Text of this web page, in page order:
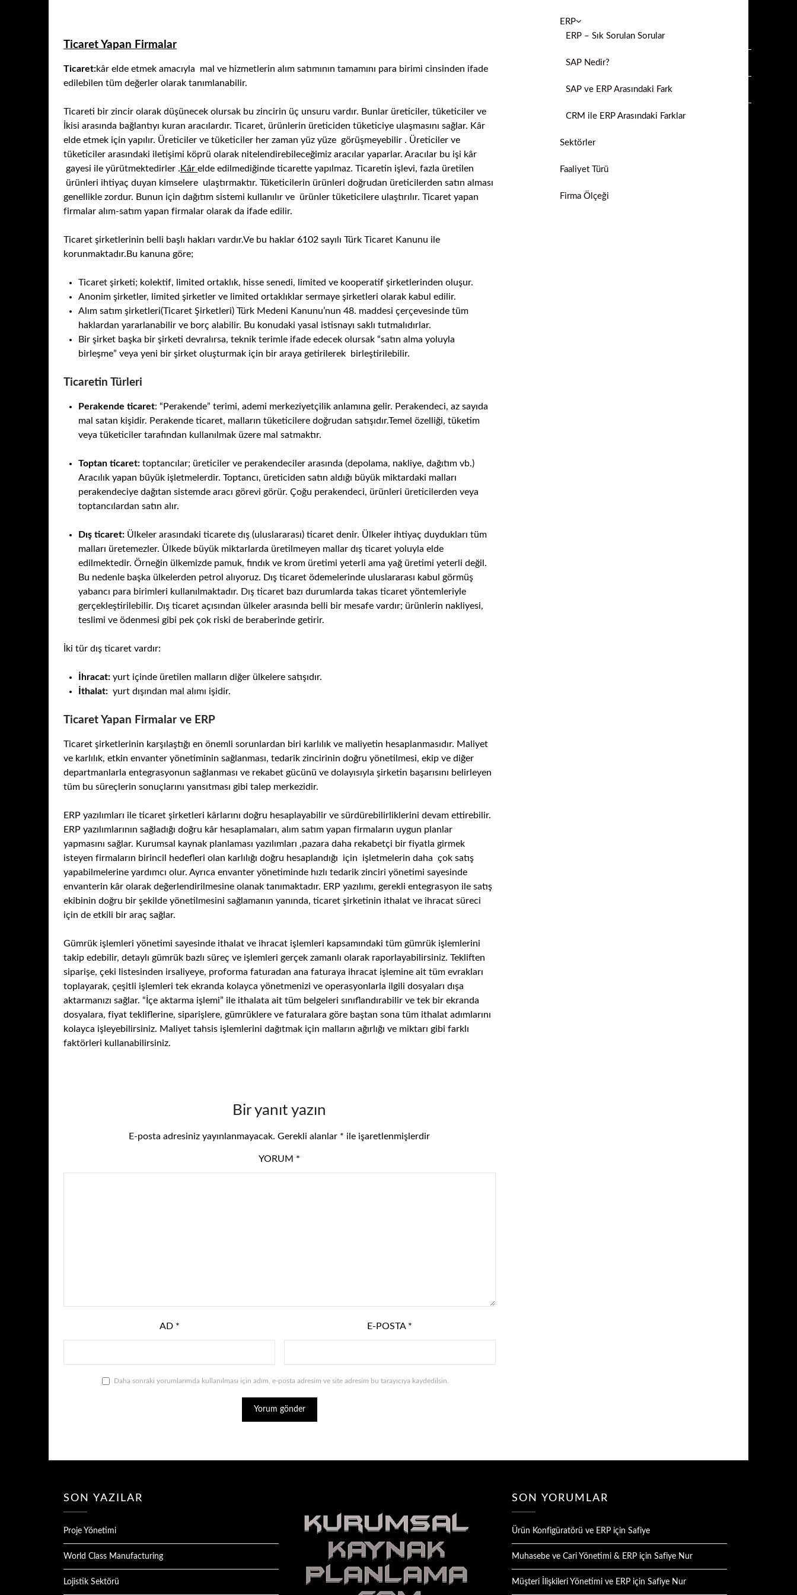
Ticaret Yapan Firmalar
Ticaret:kâr elde etmek amacıyla mal ve hizmetlerin alım satımının tamamını para birimi cinsinden ifade
edilebilen tüm değerler olarak tanımlanabilir.
Ticareti bir zincir olarak düşünecek olursak bu zincirin üç unsuru vardır. Bunlar üreticiler, tüketiciler ve
İkisi arasında bağlantıyı kuran aracılardır. Ticaret, ürünlerin üreticiden tüketiciye ulaşmasını sağlar. Kâr
elde etmek için yapılır. Üreticiler ve tüketiciler her zaman yüz yüze görüşmeyebilir . Üreticiler ve
tüketiciler arasındaki iletişimi köprü olarak nitelendirebileceğimiz aracılar yaparlar. Aracılar bu işi kâr
gayesi ile yürütmektedirler . Kâr elde edilmediğinde ticarette yapılmaz. Ticaretin işlevi, fazla üretilen
ürünleri ihtiyaç duyan kimselere ulaştırmaktır. Tüketicilerin ürünleri doğrudan üreticilerden satın alması
genellikle zordur. Bunun için dağıtım sistemi kullanılır ve ürünler tüketicilere ulaştırılır. Ticaret yapan
firmalar alım-satım yapan firmalar olarak da ifade edilir.
Ticaret şirketlerinin belli başlı hakları vardır.Ve bu haklar 6102 sayılı Türk Ticaret Kanunu ile
korunmaktadır.Bu kanuna göre;
Ticaret şirketi; kolektif, limited ortaklık, hisse senedi, limited ve kooperatif şirketlerinden oluşur.
Anonim şirketler, limited şirketler ve limited ortaklıklar sermaye şirketleri olarak kabul edilir.
Alım satım şirketleri(Ticaret Şirketleri) Türk Medeni Kanunu’nun 48. maddesi çerçevesinde tüm
haklardan yararlanabilir ve borç alabilir. Bu konudaki yasal istisnayı saklı tutmalıdırlar.
Bir şirket başka bir şirketi devralırsa, teknik terimle ifade edecek olursak “satın alma yoluyla
birleşme” veya yeni bir şirket oluşturmak için bir araya getirilerek birleştirilebilir.
Ticaretin Türleri
Perakende ticaret: “Perakende” terimi, ademi merkeziyetçilik anlamına gelir. Perakendeci, az sayıda
mal satan kişidir. Perakende ticaret, malların tüketicilere doğrudan satışıdır.Temel özelliği, tüketim
veya tüketiciler tarafından kullanılmak üzere mal satmaktır.
Toptan ticaret: toptancılar; üreticiler ve perakendeciler arasında (depolama, nakliye, dağıtım vb.)
Aracılık yapan büyük işletmelerdir. Toptancı, üreticiden satın aldığı büyük miktardaki malları
perakendeciye dağıtan sistemde aracı görevi görür. Çoğu perakendeci, ürünleri üreticilerden veya
toptancılardan satın alır.
Dış ticaret: Ülkeler arasındaki ticarete dış (uluslararası) ticaret denir. Ülkeler ihtiyaç duydukları tüm
malları üretemezler. Ülkede büyük miktarlarda üretilmeyen mallar dış ticaret yoluyla elde
edilmektedir. Örneğin ülkemizde pamuk, fındık ve krom üretimi yeterli ama yağ üretimi yeterli değil.
Bu nedenle başka ülkelerden petrol alıyoruz. Dış ticaret ödemelerinde uluslararası kabul görmüş
yabancı para birimleri kullanılmaktadır. Dış ticaret bazı durumlarda takas ticaret yöntemleriyle
gerçekleştirilebilir. Dış ticaret açısından ülkeler arasında belli bir mesafe vardır; ürünlerin nakliyesi,
teslimi ve ödenmesi gibi pek çok riski de beraberinde getirir.
İki tür dış ticaret vardır:
İhracat: yurt içinde üretilen malların diğer ülkelere satışıdır.
İthalat: yurt dışından mal alımı işidir.
Ticaret Yapan Firmalar ve ERP
Ticaret şirketlerinin karşılaştığı en önemli sorunlardan biri karlılık ve maliyetin hesaplanmasıdır. Maliyet
ve karlılık, etkin envanter yönetiminin sağlanması, tedarik zincirinin doğru yönetilmesi, ekip ve diğer
departmanlarla entegrasyonun sağlanması ve rekabet gücünü ve dolayısıyla şirketin başarısını belirleyen
tüm bu süreçlerin sonuçlarını yansıtması gibi talep merkezidir.
ERP yazılımları ile ticaret şirketleri kârlarını doğru hesaplayabilir ve sürdürebilirliklerini devam ettirebilir.
ERP yazılımlarının sağladığı doğru kâr hesaplamaları, alım satım yapan firmaların uygun planlar
yapmasını sağlar. Kurumsal kaynak planlaması yazılımları ,pazara daha rekabetçi bir fiyatla girmek
isteyen firmaların birincil hedefleri olan karlılığı doğru hesaplandığı için işletmelerin daha çok satış
yapabilmelerine yardımcı olur. Ayrıca envanter yönetiminde hızlı tedarik zinciri yönetimi sayesinde
envanterin kâr olarak değerlendirilmesine olanak tanımaktadır. ERP yazılımı, gerekli entegrasyon ile satış
ekibinin doğru bir şekilde yönetilmesini sağlamanın yanında, ticaret şirketinin ithalat ve ihracat süreci
için de etkili bir araç sağlar.
Gümrük işlemleri yönetimi sayesinde ithalat ve ihracat işlemleri kapsamındaki tüm gümrük işlemlerini
takip edebilir, detaylı gümrük bazlı süreç ve işlemleri gerçek zamanlı olarak raporlayabilirsiniz. Tekliften
siparişe, çeki listesinden irsaliyeye, proforma faturadan ana faturaya ihracat işlemine ait tüm evrakları
toplayarak, çeşitli işlemleri tek ekranda kolayca yönetmenizi ve operasyonlarla ilgili dosyaları dışa
aktarmanızı sağlar. “İçe aktarma işlemi” ile ithalata ait tüm belgeleri sınıflandırabilir ve tek bir ekranda
dosyalara, fiyat tekliflerine, siparişlere, gümrüklere ve faturalara göre baştan sona tüm ithalat adımlarını
kolayca işleyebilirsiniz. Maliyet tahsis işlemlerini dağıtmak için malların ağırlığı ve miktarı gibi farklı
faktörleri kullanabilirsiniz.
Bir yanıt yazın
E-posta adresiniz yayınlanmayacak. Gerekli alanlar * ile işaretlenmişlerdir
YORUM *
AD * E-POSTA *
Daha sonraki yorumlarımda kullanılması için adım, e-posta adresim ve site adresim bu tarayıcıya kaydedilsin.
ERP
ERP – Sık Sorulan Sorular
SAP Nedir?
SAP ve ERP Arasındaki Fark
CRM ile ERP Arasındaki Farklar
Sektörler
Faaliyet Türü
Firma Ölçeği
SON YAZILAR
Proje Yönetimi
World Class Manufacturing
Lojistik Sektörü
SON YORUMLAR
Ürün Konfigüratörü ve ERPiçin Safiye
Muhasebe ve Cari Yönetimi & ERPiçin Safiye Nur
Müşteri İlişkileri Yönetimi ve ERPiçin Safiye Nur